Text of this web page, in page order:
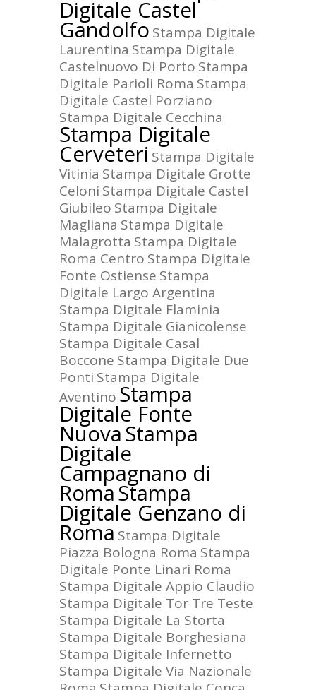
Digitale Castel
Gandolfo Stampa Digitale
Laurentina Stampa Digitale
Castelnuovo Di Porto Stampa
Digitale Parioli Roma Stampa
Digitale Castel Porziano
Stampa Digitale Cecchina
Stampa Digitale
Cerveteri Stampa Digitale
Vitinia Stampa Digitale Grotte
Celoni Stampa Digitale Castel
Giubileo Stampa Digitale
Magliana Stampa Digitale
Malagrotta Stampa Digitale
Roma Centro Stampa Digitale
Fonte Ostiense Stampa
Digitale Largo Argentina
Stampa Digitale Flaminia
Stampa Digitale Gianicolense
Stampa Digitale Casal
Boccone Stampa Digitale Due
Ponti Stampa Digitale
Aventino Stampa
Digitale Fonte
NuovaStampa
Digitale
Campagnano di
RomaStampa
Digitale Genzano di
Roma Stampa Digitale
Piazza Bologna Roma Stampa
Digitale Ponte Linari Roma
Stampa Digitale Appio Claudio
Stampa Digitale Tor Tre Teste
Stampa Digitale La Storta
Stampa Digitale Borghesiana
Stampa Digitale Infernetto
Stampa Digitale Via Nazionale